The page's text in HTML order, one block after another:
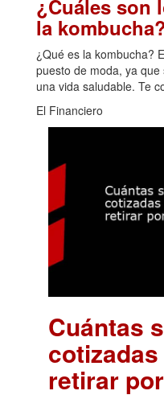
¿Cuáles son
la
¿Qué es la kombucha?
puesto de moda, ya
una vida saludable. Te
El Financiero
Cuántas
retirar